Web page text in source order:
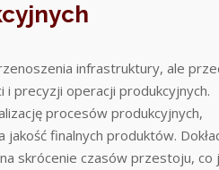
infrastruktury, ale
precyzji operacji produkcyjnych.
procesów produkcyjnych,
finalnych produktów.
skrócenie czasów przestoju, co